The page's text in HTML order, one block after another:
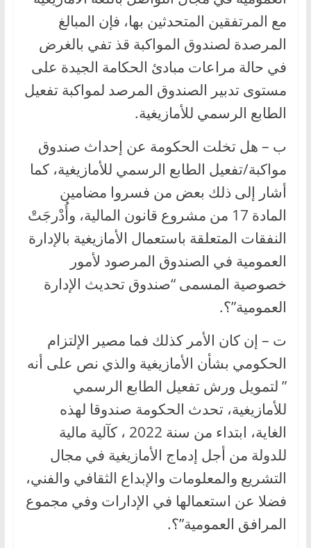
مع المرتفقين المتحدثين بها، فإن المبالغ
المرصدة لصندوق المواكبة قذ تفي بالغرض
في حالة مراعات مبادئ الحكامة الجيدة على
مستوى تدبير الصندوق المرصد لمواكبة تفعيل
الطابع الرسمي للأمازيغية.
ب – هل تخلت الحكومة عن إحداث صندوق
مواكبة/تفعيل الطابع الرسمي للأمازيغية، كما
أشار إلى ذلك بعض من فسروا مضامين
المادة 17 من مشروع قانون المالية، وأُدْرجَتْ
النفقات المتعلقة باستعمال الأمازيغية بالإدارة
العمومية في الصندوق المرصود لأمور
خصوصية المسمى “صندوق تحديث الإدارة
العمومية”؟.
ت – إن كان الأمر كذلك فما مصير الإلتزام
الحكومي بشأن الأمازيغية والذي نص على أنه
” لتمويل ورش تفعيل الطابع الرسمي
للأمازيغية، تحدث الحكومة صندوقا لهذه
الغاية، ابتداء من سنة 2022 ، كآلية مالية
للدولة من أجل إدماج الأمازيغية في مجال
التشريع والمعلومات والإبداع الثقافي والفني،
فضلا عن استعمالها في الإدارات وفي مجموع
المرافق العمومية”؟.